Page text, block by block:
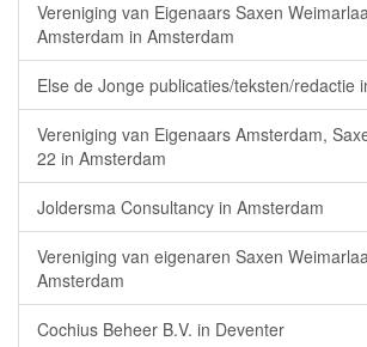
Vereniging van Eigenaars Saxen
Amsterdam in Amsterdam
Else de Jonge publicaties/teksten/redactie
Vereniging van Eigenaars Amsterdam,
22 in Amsterdam
Joldersma Consultancy in Amsterdam
Vereniging van eigenaren Saxen
Amsterdam
Cochius Beheer B.V. in Deventer